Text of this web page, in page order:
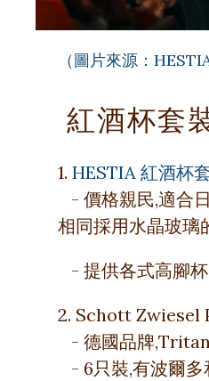
（圖片來源：
紅酒杯套
1. HESTIA 紅酒杯
- 價格親民,適合
相同採用水晶玻璃
- 提供各式高腳
2. Schott Zwiesel
- 德國品牌
- 6只裝,有波爾